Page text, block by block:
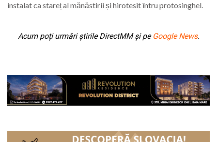
instalat ca stareț al mănăstirii și hirotesit întru protosinghel.
Acum poți urmări știrile DirectMM și pe Google News.